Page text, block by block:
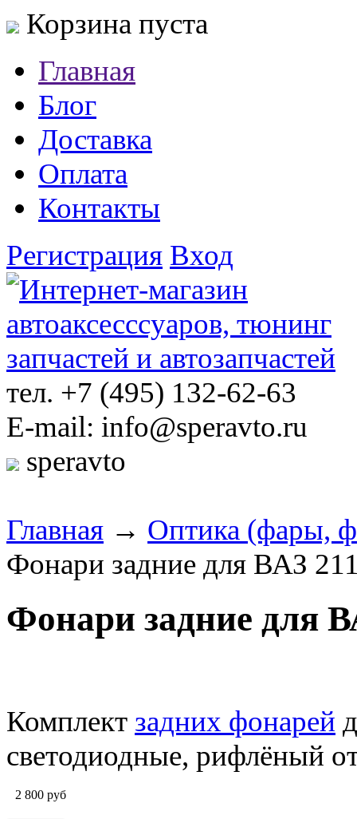
Корзина пуста
Главная
Блог
Доставка
Оплата
Контакты
Регистрация Вход
тел. +7 (495) 132-62-63
E-mail: info@speravto.ru
speravto
Главная → Оптика (фары,
Фонари задние для ВАЗ
Фонари задние для
Комплект задних фонарей
светодиодные, рифлёный
2 800 руб